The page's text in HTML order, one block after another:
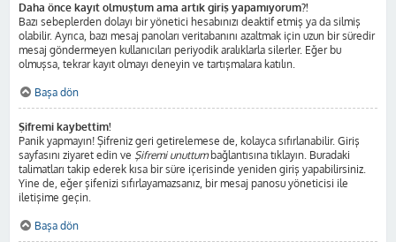
Daha önce kayıt olmuştum ama artık giriş yapamıyorum?!
Bazı sebeplerden dolayı bir yönetici hesabınızı deaktif etmiş ya da silmiş
olabilir. Ayrıca, bazı mesaj panoları veritabanını azaltmak için uzun bir süredir
mesaj göndermeyen kullanıcıları periyodik aralıklarla silerler. Eğer bu
olmuşsa, tekrar kayıt olmayı deneyin ve tartışmalara katılın.
Başa dön
Şifremi kaybettim!
Panik yapmayın! Şifreniz geri getirelemese de, kolayca sıfırlanabilir. Giriş
sayfasını ziyaret edin ve Şifremi unuttumbağlantısına tıklayın. Buradaki
talimatları takip ederek kısa bir süre içerisinde yeniden giriş yapabilirsiniz.
Yine de, eğer şifenizi sıfırlayamazsanız, bir mesaj panosu yöneticisi ile
iletişime geçin.
Başa dön